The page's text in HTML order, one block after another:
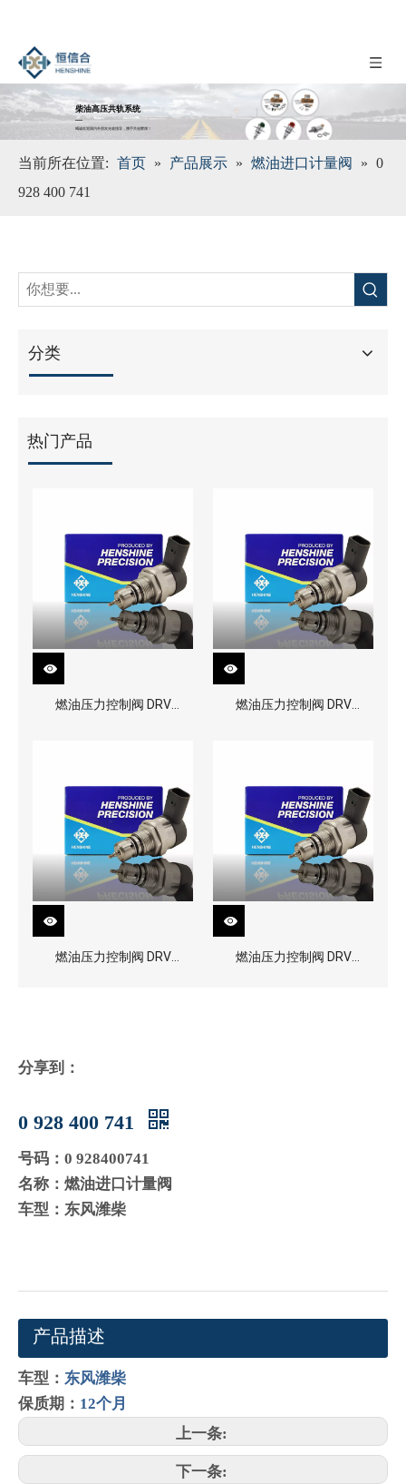
柴油高压共轨系统
__
竭诚欢迎国内外朋友光临指导，携手共创辉煌！
当前所在位置: 首页 » 产品展示 » 燃油进口计量阀 » 0
928 400 741
分类
热门产品
燃油压力控制阀 DRV
燃油压力控制阀 DRV
燃油压力控制阀 DRV
燃油压力控制阀 DRV
分享到：
0 928 400 741
号码：0 928400741
名称：燃油进口计量阀
车型：东风潍柴
产品描述
车型： 东风潍柴
保质期： 12个月
上一条:
下一条: